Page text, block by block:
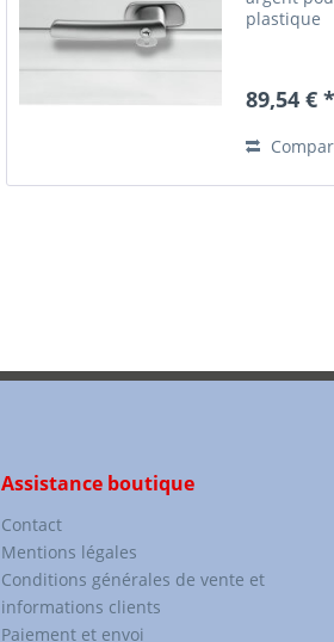
plastique
89,54 € *
Assistance boutique
Contact
Mentions légales
Conditions générales de vente et
informations clients
Paiement et envoi